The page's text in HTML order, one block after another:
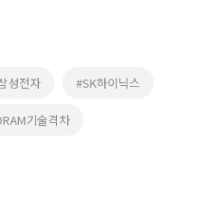
성전자 #SK하이닉스
기술격차